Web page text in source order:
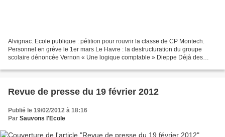
Alvignac. Ecole publique : pétition pour rouvrir la classe de CP Montech.
Personnel en grève le 1er mars Le Havre : la destructuration du groupe
scolaire dénoncée Vernon « Une logique comptable » Dieppe Déjà des
Revue de presse du 19 février 2012
Publié le 19/02/2012 à 18:16
Par Sauvons l'Ecole